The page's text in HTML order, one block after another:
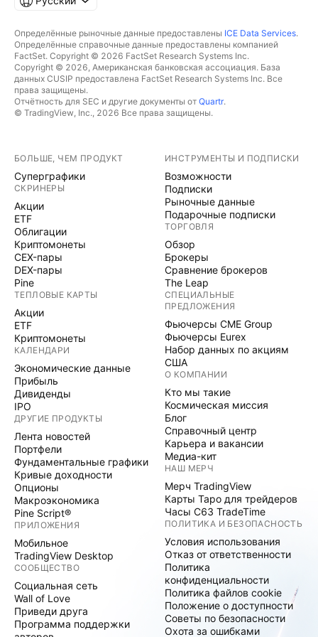
Определённые рыночные данные предоставлены ICE Data Services.
Определённые справочные данные предоставлены компанией
FactSet. Copyright © 2026 FactSet Research Systems Inc.
Copyright © 2026, Американская банковская ассоциация. База
данных CUSIP предоставлена FactSet Research Systems Inc. Все
права защищены.
Отчётность для SEC и другие документы от Quartr.
© TradingView, Inc., 2026 Все права защищены.
БОЛЬШЕ, ЧЕМ ПРОДУКТ
Суперграфики
СКРИНЕРЫ
Акции
ETF
Облигации
Криптомонеты
CEX-пары
DEX-пары
Pine
ТЕПЛОВЫЕ КАРТЫ
Акции
ETF
Криптомонеты
КАЛЕНДАРИ
Экономические данные
Прибыль
Дивиденды
IPO
ДРУГИЕ ПРОДУКТЫ
Лента новостей
Портфели
Фундаментальные графики
Кривые доходности
Опционы
Макроэкономика
Pine Script®
ПРИЛОЖЕНИЯ
Мобильное
TradingView Desktop
СООБЩЕСТВО
Социальная сеть
Wall of Love
Приведи друга
Программа поддержки
ИНСТРУМЕНТЫ И ПОДПИСКИ
Возможности
Подписки
Рыночные данные
Подарочные подписки
ТОРГОВЛЯ
Обзор
Брокеры
Сравнение брокеров
The Leap
СПЕЦИАЛЬНЫЕ
ПРЕДЛОЖЕНИЯ
Фьючерсы CME Group
Фьючерсы Eurex
Набор данных по акциям
США
О КОМПАНИИ
Кто мы такие
Космическая миссия
Блог
Справочный центр
Карьера и вакансии
Медиа-кит
НАШ МЕРЧ
Мерч TradingView
Карты Таро для трейдеров
Часы C63 TradeTime
ПОЛИТИКА И БЕЗОПАСНОСТЬ
Условия использования
Отказ от ответственности
Политика
конфиденциальности
Политика файлов cookie
Положение о доступности
Советы по безопасности
Охота за ошибками